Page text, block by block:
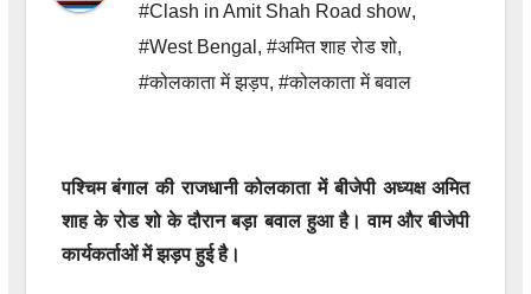
#Clash in Amit Shah Road show,
#West Bengal , #अमित शाह रोड शो,
#कोलकाता में झड़प, #कोलकाता में बवाल
पश्चिम बंगाल की राजधानी कोलकाता में बीजेपी अध्यक्ष अमित
शाह के रोड शो के दौरान बड़ा बवाल हुआ है। वाम और बीजेपी
कार्यकर्ताओं में झड़प हुई है।